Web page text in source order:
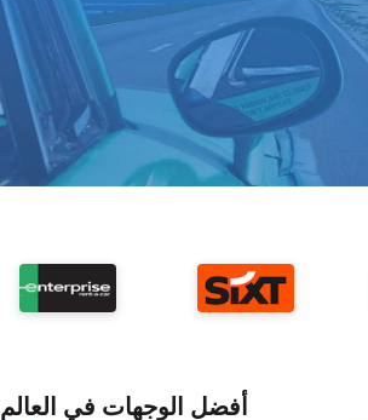
أفضل الوجهات في العالم